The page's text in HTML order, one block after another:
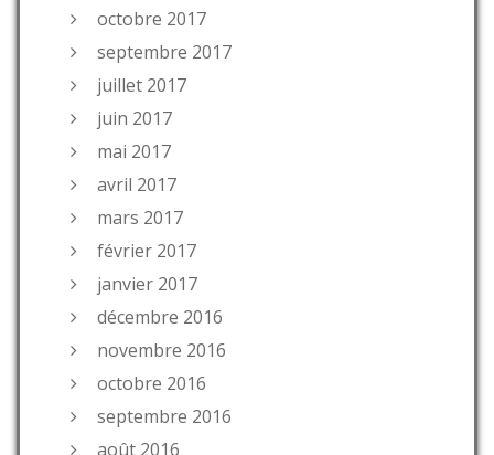
octobre 2017
septembre 2017
juillet 2017
juin 2017
mai 2017
avril 2017
mars 2017
février 2017
janvier 2017
décembre 2016
novembre 2016
octobre 2016
septembre 2016
août 2016